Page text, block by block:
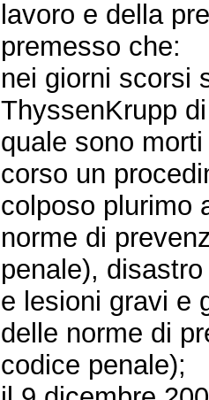
lavoro e della
premesso che:
nei giorni scorsi
ThyssenKrupp
quale sono
corso un
colposo plurimo
norme di
penale),
e lesioni gravi e
delle norme di
codice penale);